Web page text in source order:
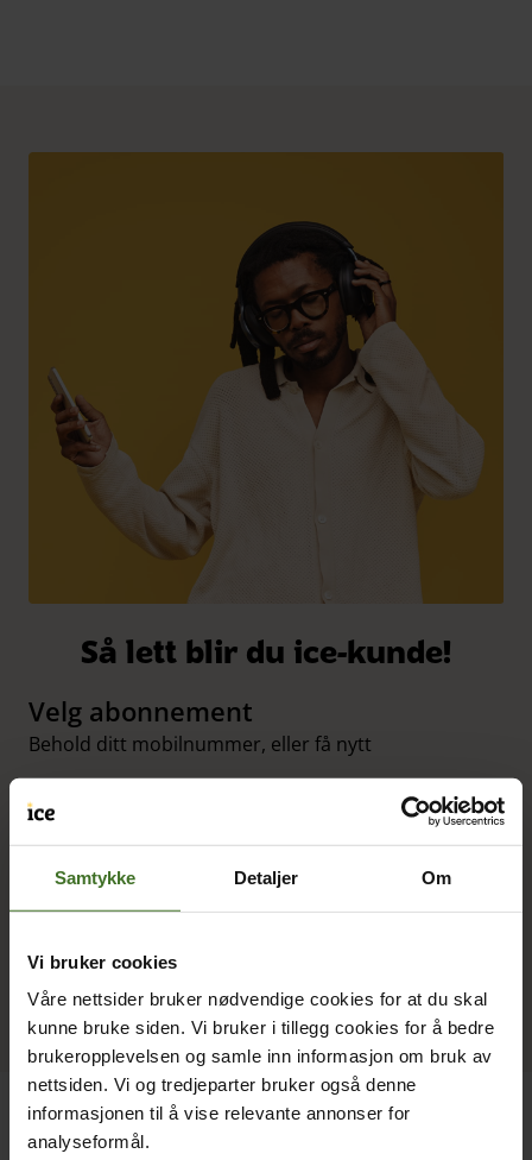
Samtykke Detaljer Om
Vi bruker cookies
Våre nettsider bruker nødvendige cookies for at du skal
kunne bruke siden. Vi bruker i tillegg cookies for å bedre
brukeropplevelsen og samle inn informasjon om bruk av
nettsiden. Vi og tredjeparter bruker også denne
informasjonen til å vise relevante annonser for
analyseformål.
Så lett blir du ice-kunde!
Velg abonnement
Behold ditt mobilnummer, eller få nytt
Vi sier opp ditt gamle abonnement
Du trenger ikke gjøre noe!
Aktiver abonnementet
Ditt gamle fungerer frem til du aktiverer det nye